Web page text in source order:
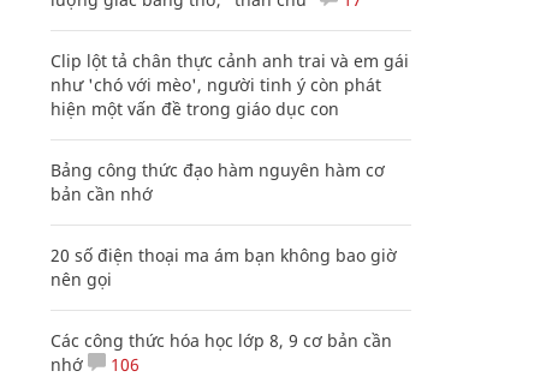
Clip lột tả chân thực cảnh anh trai và em gái
như 'chó với mèo', người tinh ý còn phát
hiện một vấn đề trong giáo dục con
Bảng công thức đạo hàm nguyên hàm cơ
bản cần nhớ
20 số điện thoại ma ám bạn không bao giờ
nên gọi
Các công thức hóa học lớp 8, 9 cơ bản cần
nhớ
106